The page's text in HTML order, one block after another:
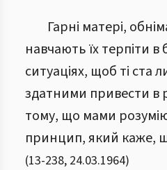
Гарні матері,
навчають їх терпіти
ситуаціях, щоб ті
здатними привести в
тому, що мами
принцип, який каже,
(13-238, 24.03.1964)